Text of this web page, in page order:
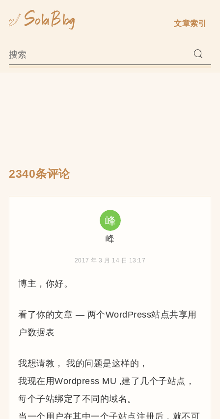
文章索引
2340条评论
峰
2017 年 3 月 14 日 13:17
博主，你好。
看了你的文章 — 两个WordPress站点共享用
户数据表
我想请教， 我的问题是这样的，
我现在用Wordpress MU ,建了几个子站点，
每个子站绑定了不同的域名。
当一个用户在其中一个子站点注册后，就不可